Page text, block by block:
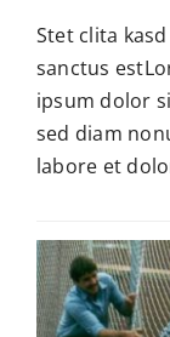
Stet clita
sanctus
ipsum dolor
sed diam
labore et